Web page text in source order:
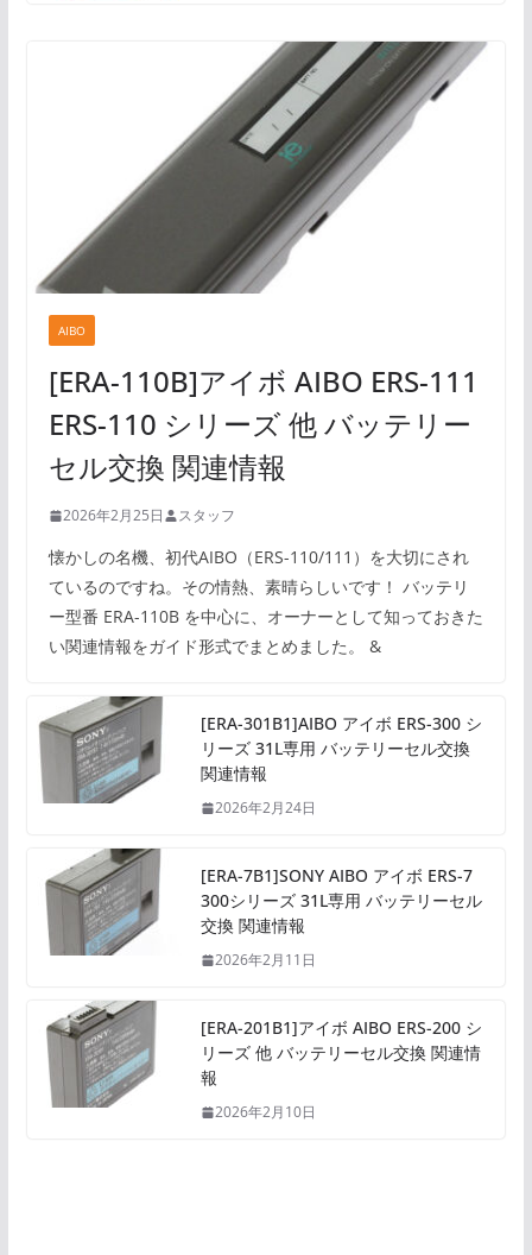
AIBO
[ERA-110B]アイボ AIBO ERS-111
ERS-110 シリーズ 他 バッテリー
セル交換 関連情報
2026年2月25日 スタッフ
懐かしの名機、初代AIBO（ERS-110/111）を大切にされ
ているのですね。その情熱、素晴らしいです！ バッテリ
ー型番 ERA-110B を中心に、オーナーとして知っておきた
い関連情報をガイド形式でまとめました。 &
[ERA-301B1]AIBO アイボ ERS-300 シ
リーズ 31L専用 バッテリーセル交換
関連情報
2026年2月24日
[ERA-7B1]SONY AIBO アイボ ERS-7
300シリーズ 31L専用 バッテリーセル
交換 関連情報
2026年2月11日
[ERA-201B1]アイボ AIBO ERS-200 シ
リーズ 他 バッテリーセル交換 関連情
報
2026年2月10日